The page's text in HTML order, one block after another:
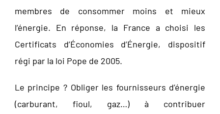
membres de consommer moins et mieux
l’énergie. En réponse, la France a choisi les
Certificats d’Économies d’Énergie, dispositif
régi par la loi Pope de 2005.
Le principe ? Obliger les fournisseurs d’énergie
(carburant, fioul, gaz…) à contribuer